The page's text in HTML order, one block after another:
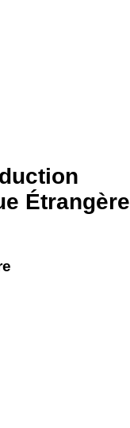
Étrangère